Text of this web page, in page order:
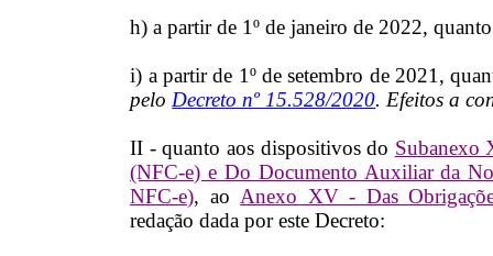
h) a partir de 1º de janeiro de 2022,
i) a partir de 1º de setembro de 2021,
peloDecreto nº 15.528/2020. Efeitos a
II - quanto aos dispositivos do Subanexo
(NFC-e) e Do Documento Auxiliar da
NFC-e), aoAnexo XV - Das
redação dada por este Decreto: